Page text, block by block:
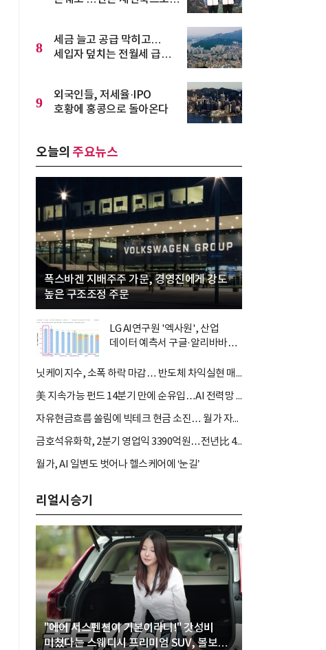
8
세금 늘고 공급 막히고…
세입자 덮치는 전월세 급등
9
외국인들, 저세율·IPO
호황에 홍콩으로 돌아온다
오늘의 주요뉴스
폭스바겐 지배주주 가문, 경영진에게 강도
높은 구조조정 주문
LG AI연구원 '엑사원', 산업
데이터 예측서 구글·알리바바
닛케이지수, 소폭 하락 마감… 반도체 차익실현 매물 속 TOPIX 선...
美 지속가능 펀드 14분기 만에 순유입…AI 전력망 ETF가 견인
자유현금흐름 쏠림에 빅테크 현금 소진… 월가 자금 순환매 확산
금호석유화학, 2분기 영업익 3390억원…전년比 419.9%↑
월가, AI 일변도 벗어나 헬스케어에 ‘눈길’
리얼시승기
"에어 서스펜션이 기본이라니!" 갓성비
미쳤다는 스웨디시 프리미엄 SUV, 볼보